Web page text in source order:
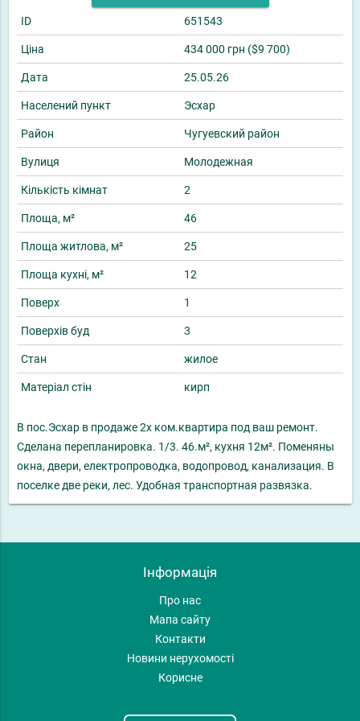
ID 651543
Ціна 434 000 грн ($9 700)
Дата 25.05.26
Населений пункт Эсхар
Район Чугуевский район
Вулиця Молодежная
Кількість кімнат 2
Площа, м² 46
Площа житлова, м² 25
Площа кухні, м² 12
Поверх 1
Поверхів буд 3
Стан жилое
Матеріал стін кирп
В пос.Эсхар в продаже 2х ком.квартира под ваш ремонт.
Сделана перепланировка. 1/3. 46.м², кухня 12м². Поменяны
окна, двери, електропроводка, водопровод, канализация. В
поселке две реки, лес. Удобная транспортная развязка.
Інформація
Про нас
Мапа сайту
Контакти
Новини нерухомості
Корисне